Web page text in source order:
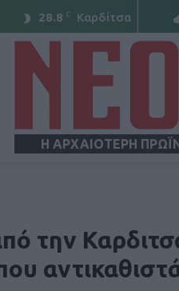
28.8 C Καρδίτσα
Η ΑΡΧΑΙΟΤΕΡΗ
την